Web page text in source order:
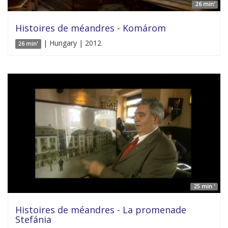
26 min'
Histoires de méandres - Komárom
26 min' | Hungary | 2012
25 min '
Histoires de méandres - La promenade
Stefánia